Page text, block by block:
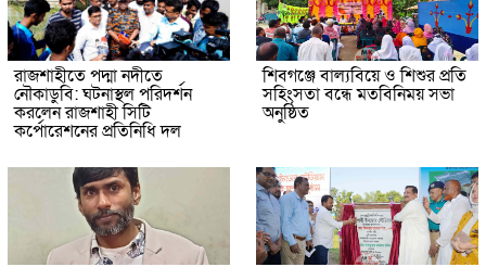
রাজশাহীতে পদ্মা নদীতে
নৌকাডুবি: ঘটনাস্থল পরিদর্শন
করলেন রাজশাহী সিটি
কর্পোরেশনের প্রতিনিধি দল
শিবগঞ্জে বাল্যবিয়ে ও শিশুর প্রতি
সহিংসতা বন্ধে মতবিনিময় সভা
অনুষ্ঠিত